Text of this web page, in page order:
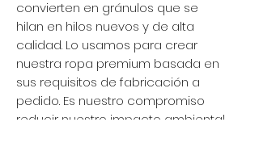
convierten en gránulos que se
hilan en hilos nuevos y de alta
calidad. Lo usamos para crear
nuestra ropa premium basada en
sus requisitos de fabricación a
pedido. Es nuestro compromiso
reducir nuestro impacto ambiental.